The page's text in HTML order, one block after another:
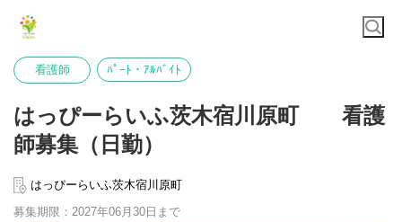
看護師 ﾊﾟｰﾄ・ｱﾙﾊﾞｲﾄ
はっぴーらいふ茨木宿川原町 看護
師募集（日勤）
はっぴーらいふ茨木宿川原町
募集期限：2027年06月30日まで